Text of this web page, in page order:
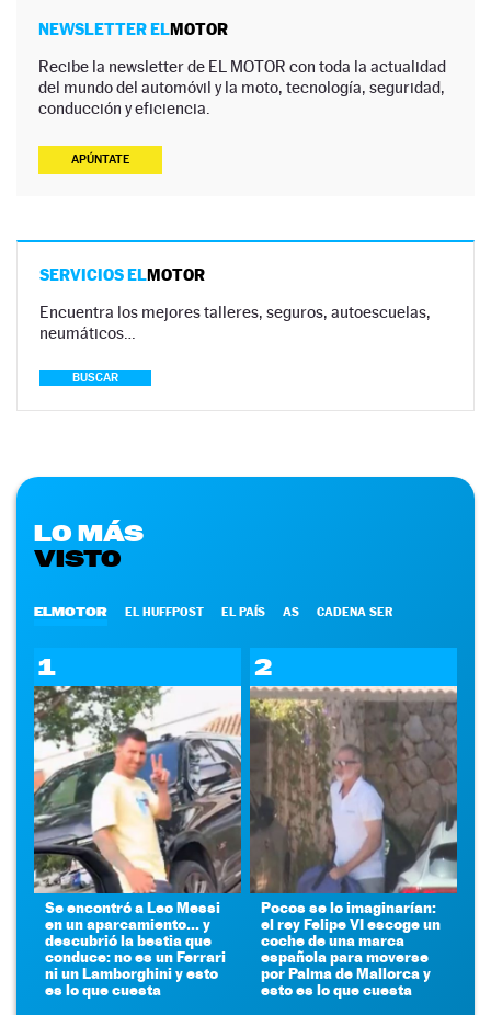
NEWSLETTER ELMOTOR
Recibe la newsletter de EL MOTOR con toda la actualidad
del mundo del automóvil y la moto, tecnología, seguridad,
conducción y eficiencia.
APÚNTATE
SERVICIOS ELMOTOR
Encuentra los mejores talleres, seguros, autoescuelas,
neumáticos…
BUSCAR
LO MÁS
VISTO
ELMOTOR EL HUFFPOST EL PAÍS AS CADENA SER
1
Se encontró a Leo Messi
en un aparcamiento... y
descubrió la bestia que
conduce: no es un Ferrari
ni un Lamborghini y esto
es lo que cuesta
2
Pocos se lo imaginarían:
el rey Felipe VI escoge un
coche de una marca
española para moverse
por Palma de Mallorca y
esto es lo que cuesta